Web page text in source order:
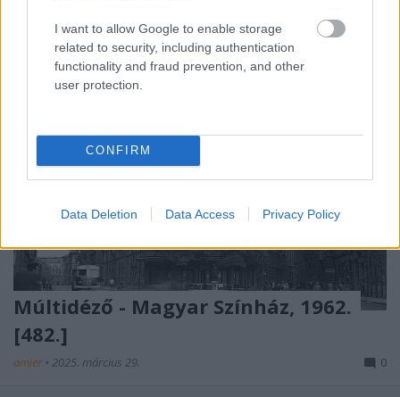
I want to allow Google to enable storage
related to security, including authentication
functionality and fraud prevention, and other
user protection.
CONFIRM
Data Deletion Data Access Privacy Policy
Múltidéző - Magyar Színház, 1962.
[482.]
amier • 2025. március 29. 0